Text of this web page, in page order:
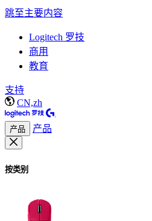
跳至主要内容
Logitech 罗技
商用
教育
支持
CN,zh
产品 产品
按类别